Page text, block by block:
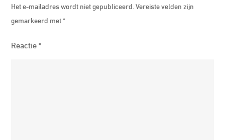
Het e-mailadres wordt niet gepubliceerd. Vereiste velden zijn
gemarkeerd met*
Reactie*